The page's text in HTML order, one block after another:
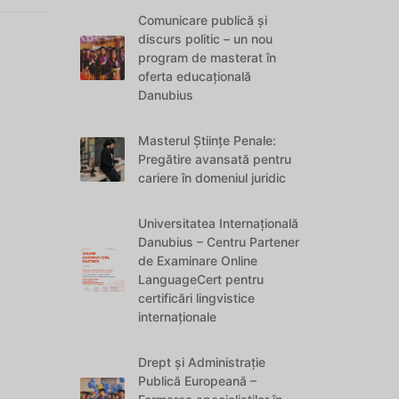
Comunicare publică și
discurs politic – un nou
program de masterat în
oferta educațională
Danubius
Masterul Științe Penale:
Pregătire avansată pentru
cariere în domeniul juridic
Universitatea Internațională
Danubius – Centru Partener
de Examinare Online
LanguageCert pentru
certificări lingvistice
internaționale
Drept și Administrație
Publică Europeană –